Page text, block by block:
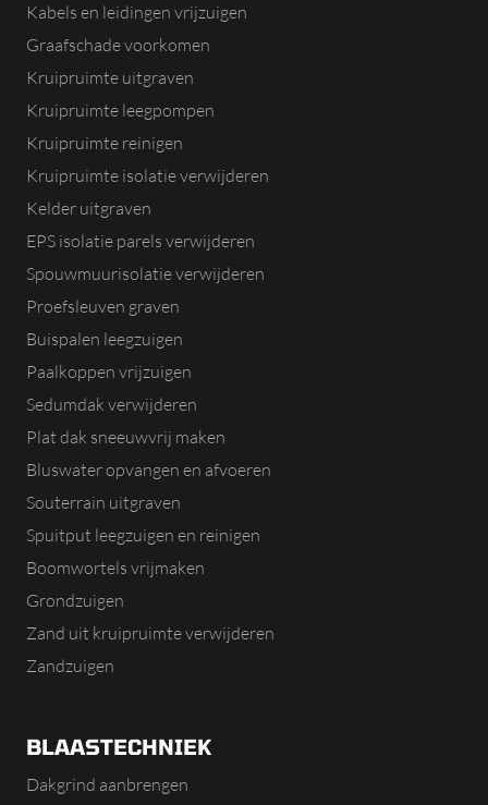
Kabels en leidingen vrijzuigen
Graafschade voorkomen
Kruipruimte uitgraven
Kruipruimte leegpompen
Kruipruimte reinigen
Kruipruimte isolatie verwijderen
Kelder uitgraven
EPS isolatie parels verwijderen
Spouwmuurisolatie verwijderen
Proefsleuven graven
Buispalen leegzuigen
Paalkoppen vrijzuigen
Sedumdak verwijderen
Plat dak sneeuwvrij maken
Bluswater opvangen en afvoeren
Souterrain uitgraven
Spuitput leegzuigen en reinigen
Boomwortels vrijmaken
Grondzuigen
Zand uit kruipruimte verwijderen
Zandzuigen
BLAASTECHNIEK
Dakgrind aanbrengen